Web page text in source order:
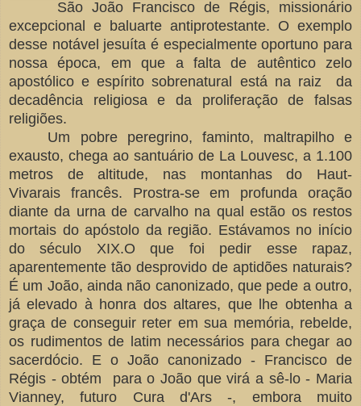
São João Francisco de Régis, missionário
excepcional e baluarte antiprotestante. O exemplo
desse notável jesuíta é especialmente oportuno para
nossa época, em que a falta de autêntico zelo
apostólico e espírito sobrenatural está na raiz da
decadência religiosa e da proliferação de falsas
religiões.
Um pobre peregrino, faminto, maltrapilho e
exausto, chega ao santuário de La Louvesc, a 1.100
metros de altitude, nas montanhas do Haut-
Vivarais francês. Prostra-se em profunda oração
diante da urna de carvalho na qual estão os restos
mortais do apóstolo da região. Estávamos no início
do século XIX.O que foi pedir esse rapaz,
aparentemente tão desprovido de aptidões naturais?
É um João, ainda não canonizado, que pede a outro,
já elevado à honra dos altares, que lhe obtenha a
graça de conseguir reter em sua memória, rebelde,
os rudimentos de latim necessários para chegar ao
sacerdócio. E o João canonizado - Francisco de
Régis - obtém para o João que virá a sê-lo - Maria
Vianney, futuro Cura d'Ars -, embora muito